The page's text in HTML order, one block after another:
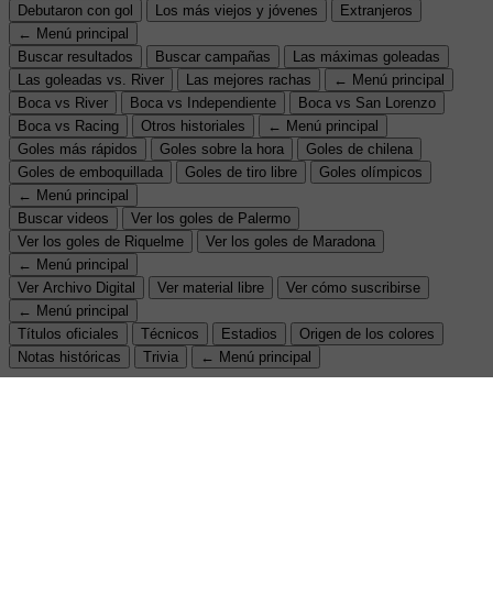
Debutaron con gol
Los más viejos y jóvenes
Extranjeros
← Menú principal
Buscar resultados
Buscar campañas
Las máximas goleadas
Las goleadas vs. River
Las mejores rachas
← Menú principal
Boca vs River
Boca vs Independiente
Boca vs San Lorenzo
Boca vs Racing
Otros historiales
← Menú principal
Goles más rápidos
Goles sobre la hora
Goles de chilena
Goles de emboquillada
Goles de tiro libre
Goles olímpicos
← Menú principal
Buscar videos
Ver los goles de Palermo
Ver los goles de Riquelme
Ver los goles de Maradona
← Menú principal
Ver Archivo Digital
Ver material libre
Ver cómo suscribirse
← Menú principal
Títulos oficiales
Técnicos Estadios
Origen de los colores
Notas históricas
Trivia ← Menú principal